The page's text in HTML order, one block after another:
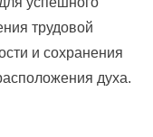
трудовой
и сохранения
духа.